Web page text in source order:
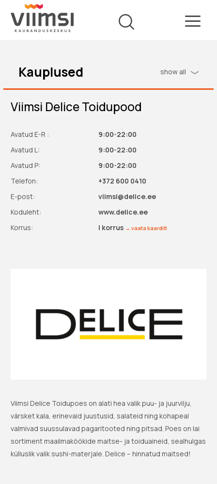
Kauplused show all
Viimsi Delice Toidupood
Avatud E-R :
Avatud L:
Avatud P:
Telefon:
E-post:
Koduleht:
Korrus:
9:00-22:00
9:00-22:00
9:00-22:00
+372 600 0410
viimsi@delice.ee
www.delice.ee
I korrus → vaata kaardilt
Viimsi Delice Toidupoes on alati hea valik puu- ja juurvilju,
värsket kala, erinevaid juustusid, salateid ning kohapeal
valmivad suussulavad pagaritooted ning pitsad. Poes on lai
sortiment maailmaköökide maitse- ja toiduaineid, sealhulgas
külluslik valik sushi-materjale. Delice – hinnatud maitsed!